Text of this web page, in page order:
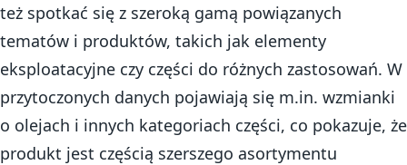
też spotkać się z szeroką gamą powiązanych
tematów i produktów, takich jak elementy
eksploatacyjne czy części do różnych zastosowań. W
przytoczonych danych pojawiają się m.in. wzmianki
o olejach i innych kategoriach części, co pokazuje, że
produkt jest częścią szerszego asortymentu